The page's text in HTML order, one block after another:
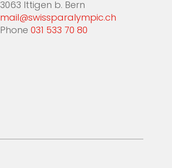
3063 Ittigen b. Bern
mail@swissparalympic.ch
Phone 031 533 70 80